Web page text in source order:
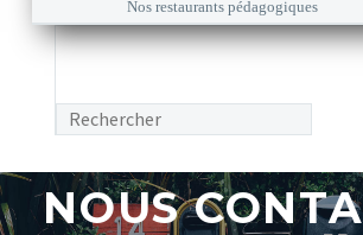
Nos restaurants pédagogiques
NOUS